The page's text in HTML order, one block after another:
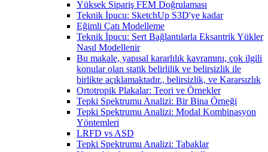
Yüksek Sipariş FEM Doğrulaması
Teknik İpucu: SketchUp S3D'ye kadar
Eğimli Çatı Modelleme
Teknik İpucu: Sert Bağlantılarla Eksantrik Yükler
Nasıl Modellenir
Bu makale, yapısal kararlılık kavramını, çok ilgili
konular olan statik belirlilik ve belirsizlik ile
birlikte açıklamaktadır., belirsizlik, ve Kararsızlık
Ortotropik Plakalar: Teori ve Örnekler
Tepki Spektrumu Analizi: Bir Bina Örneği
Tepki Spektrumu Analizi: Modal Kombinasyon
Yöntemleri
LRFD vs ASD
Tepki Spektrumu Analizi: Tabaklar